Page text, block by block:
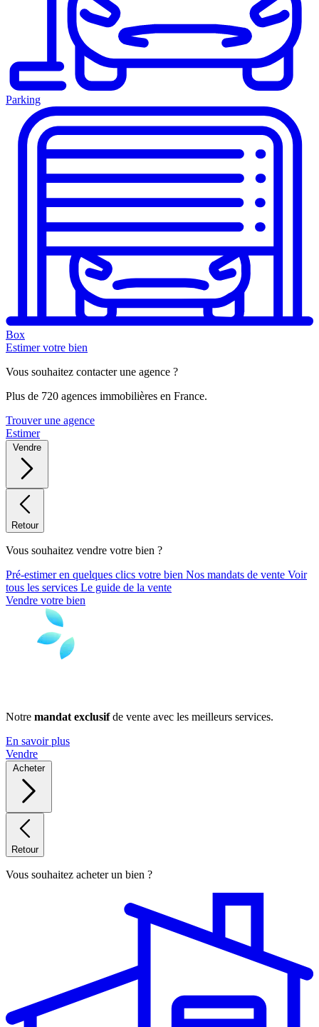
Parking
Box
Estimer votre bien
Vous souhaitez contacter une agence ?
Plus de 720 agences immobilières en France.
Trouver une agence
Estimer
Vendre
Retour
Vous souhaitez vendre votre bien ?
Pré-estimer en quelques clics votre bien Nos mandats de vente Voir
tous les services Le guide de la vente
Vendre votre bien
Notre mandat exclusifde vente avec les meilleurs services.
En savoir plus
Vendre
Acheter
Retour
Vous souhaitez acheter un bien ?